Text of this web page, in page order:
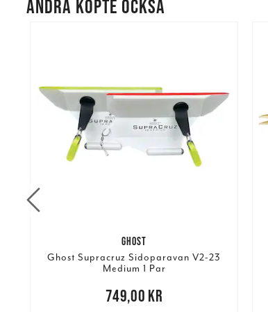
ANDRA KÖPTE OCKSÅ
GHOST
Ghost Supracruz Sidoparavan V2-23
Medium 1 Par
749,00 kr749,00 kr